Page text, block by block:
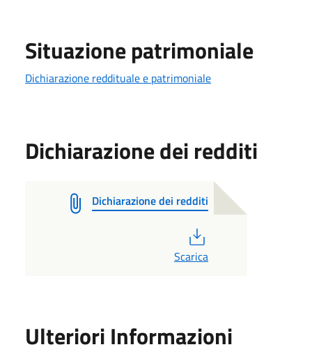
Situazione patrimoniale
Dichiarazione reddituale e patrimoniale
Dichiarazione dei redditi
Dichiarazione dei redditi
Scarica
Ulteriori Informazioni